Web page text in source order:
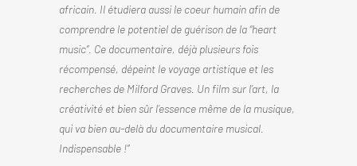
africain. Il étudiera aussi le coeur humain afin de
comprendre le potentiel de guérison de la “heart
music”. Ce documentaire, déjà plusieurs fois
récompensé, dépeint le voyage artistique et les
recherches de Milford Graves. Un film sur l’art, la
créativité et bien sûr l’essence même de la musique,
qui va bien au-delà du documentaire musical.
Indispensable !”